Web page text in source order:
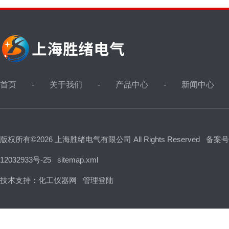
首页 关于我们 产品中心 新闻中心
版权所有©2026 上海胜绪电气有限公司 All Rights Reserved 备案
12032933号-25 sitemap.xml
技术支持： 化工仪器网 管理登陆